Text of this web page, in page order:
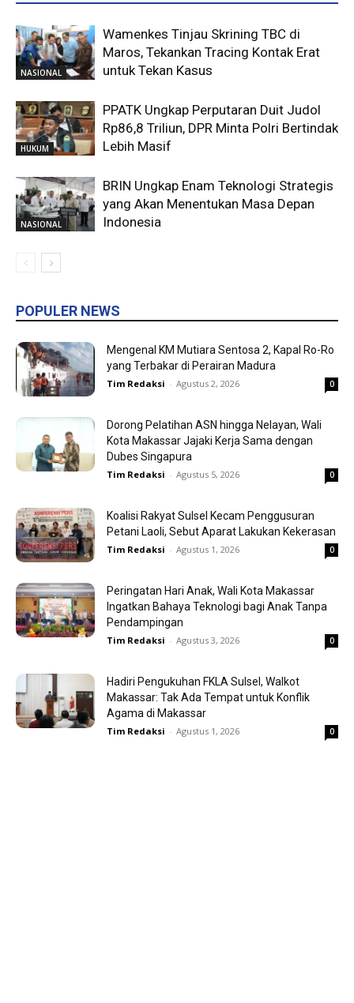
NASIONAL
Wamenkes Tinjau Skrining TBC di
Maros, Tekankan Tracing Kontak Erat
untuk Tekan Kasus
HUKUM
PPATK Ungkap Perputaran Duit Judol
Rp86,8 Triliun, DPR Minta Polri Bertindak
Lebih Masif
NASIONAL
BRIN Ungkap Enam Teknologi Strategis
yang Akan Menentukan Masa Depan
Indonesia
POPULER NEWS
Mengenal KM Mutiara Sentosa 2, Kapal Ro-Ro
yang Terbakar di Perairan Madura
Tim Redaksi - Agustus 2, 2026 0
Dorong Pelatihan ASN hingga Nelayan, Wali
Kota Makassar Jajaki Kerja Sama dengan
Dubes Singapura
Tim Redaksi - Agustus 5, 2026 0
Koalisi Rakyat Sulsel Kecam Penggusuran
Petani Laoli, Sebut Aparat Lakukan Kekerasan
Tim Redaksi - Agustus 1, 2026 0
Peringatan Hari Anak, Wali Kota Makassar
Ingatkan Bahaya Teknologi bagi Anak Tanpa
Pendampingan
Tim Redaksi - Agustus 3, 2026 0
Hadiri Pengukuhan FKLA Sulsel, Walkot
Makassar: Tak Ada Tempat untuk Konflik
Agama di Makassar
Tim Redaksi - Agustus 1, 2026 0